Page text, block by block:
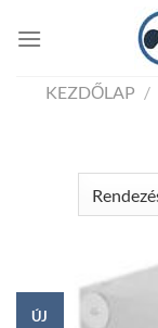
KEZDŐLAP /
ÚJ